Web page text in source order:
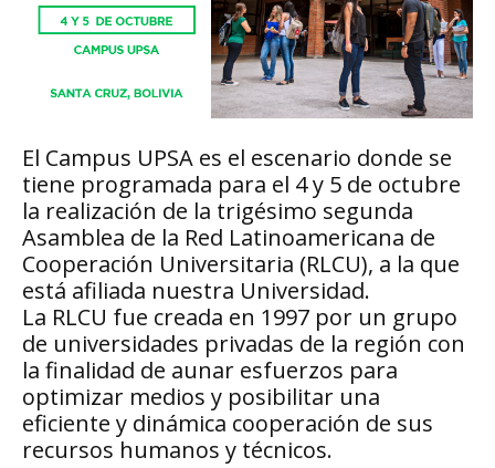
El Campus UPSA es el escenario donde se
tiene programada para el 4 y 5 de octubre
la realización de la trigésimo segunda
Asamblea de la Red Latinoamericana de
Cooperación Universitaria (RLCU), a la que
está afiliada nuestra Universidad.
La RLCU fue creada en 1997 por un grupo
de universidades privadas de la región con
la finalidad de aunar esfuerzos para
optimizar medios y posibilitar una
eficiente y dinámica cooperación de sus
recursos humanos y técnicos.